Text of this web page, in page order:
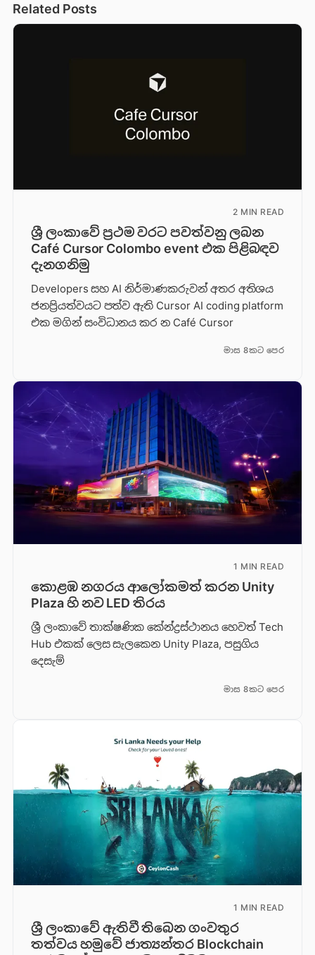
Related Posts
2 MIN READ
ශ්‍රී ලංකාවේ ප්‍රථම වරට පවත්වනු ලබන
Café Cursor Colombo event එක පිළිබඳව
දැනගනිමු
Developers සහ AI නිර්මාණකරුවන් අතර අතිශය
ජනප්‍රියත්වයට පත්ව ඇති Cursor AI coding platform
එක මගින් සංවිධානය කර න Café Cursor
මාස 8කට පෙර
1 MIN READ
කොළඹ නගරය ආලෝකමත් කරන Unity
Plaza හි නව LED තිරය
ශ්‍රී ලංකාවේ තාක්ෂණික කේන්ද්‍රස්ථානය හෙවත් Tech
Hub එකක් ලෙස සැලකෙන Unity Plaza, පසුගිය
දෙසැම්
මාස 8කට පෙර
1 MIN READ
ශ්‍රී ලංකාවේ ඇතිවී තිබෙන ගංවතුර
තත්වය හමුවේ ජාත්‍යන්තර Blockchain